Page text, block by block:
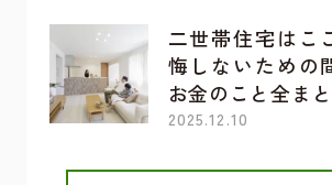
二世帯住宅はこ
悔しないための
お金のこと全ま
2025.12.10